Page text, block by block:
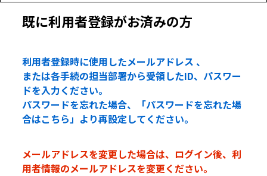
既に利用者登録がお済みの方
利用者登録時に使用したメールアドレス 、
または各手続の担当部署から受領したID、パスワー
ドを入力ください。
パスワードを忘れた場合、「パスワードを忘れた場
合はこちら」より再設定してください。
メールアドレスを変更した場合は、ログイン後、利
用者情報のメールアドレスを変更ください。